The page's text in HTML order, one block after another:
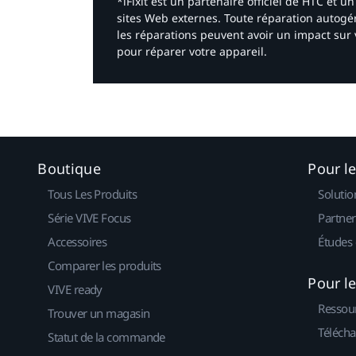
sites Web externes. Toute réparation
les réparations peuvent avoir un impact
pour réparer votre appareil.​
Boutique
Tous Les Produits
Série VIVE Focus
Accessoires
Comparer les produits
VIVE ready
Trouver un magasin
Statut de la commande
Pour
Études
Pour